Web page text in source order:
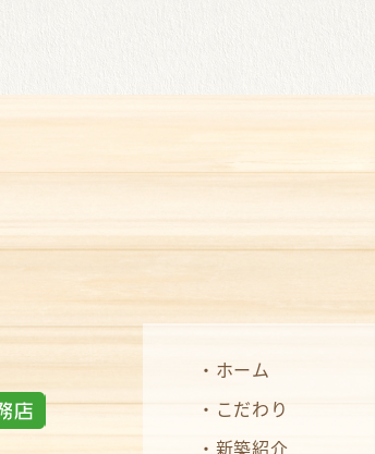
ホーム
こだわり
新築紹介